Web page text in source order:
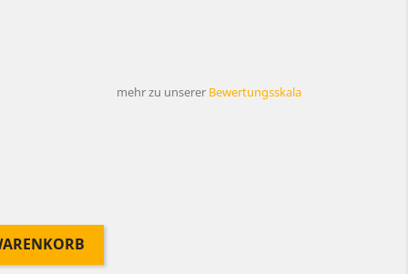
mehr zu unserer Bewertungsskala